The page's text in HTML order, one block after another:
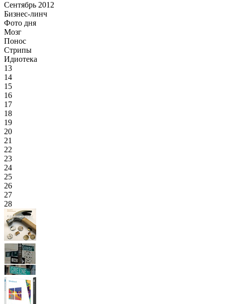
Сентябрь 2012
Бизнес-линч
Фото дня
Мозг
Понос
Стрипы
Идиотека
13
14
15
16
17
18
19
20
21
22
23
24
25
26
27
28